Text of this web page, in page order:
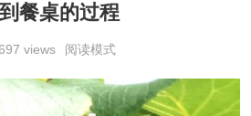
餐桌的过程
views 阅读模式